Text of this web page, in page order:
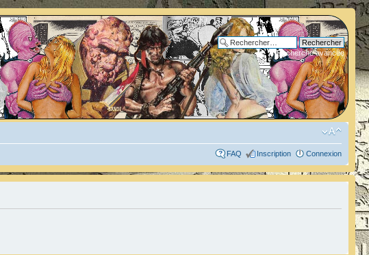
Recherche avancée
FAQ Inscription Connexion